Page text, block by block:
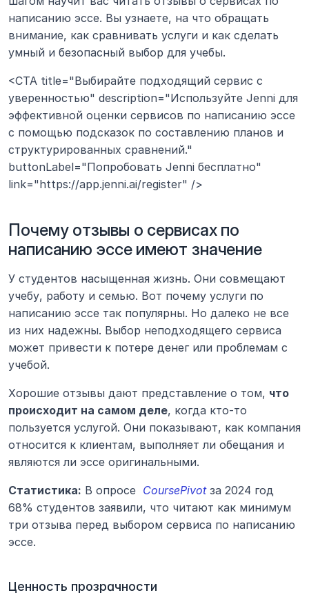
написанию эссе. Вы узнаете, на что обращать
внимание, как сравнивать услуги и как сделать
умный и безопасный выбор для учебы.
<CTA title="Выбирайте подходящий сервис с
уверенностью" description="Используйте Jenni для
эффективной оценки сервисов по написанию эссе
с помощью подсказок по составлению планов и
структурированных сравнений."
buttonLabel="Попробовать Jenni бесплатно"
link="https://app.jenni.ai/register" />
Почему отзывы о сервисах по
написанию эссе имеют значение
У студентов насыщенная жизнь. Они совмещают
учебу, работу и семью. Вот почему услуги по
написанию эссе так популярны. Но далеко не все
из них надежны. Выбор неподходящего сервиса
может привести к потере денег или проблемам с
учебой.
Хорошие отзывы дают представление о том, что
происходит на самом деле, когда кто-то
пользуется услугой. Они показывают, как компания
относится к клиентам, выполняет ли обещания и
являются ли эссе оригинальными.
Статистика: В опросе CoursePivot за 2024 год
68% студентов заявили, что читают как минимум
три отзыва перед выбором сервиса по написанию
эссе.
Ценность прозрачности